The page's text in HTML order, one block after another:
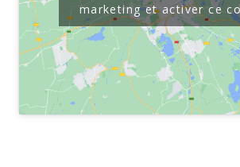
marketing et activer ce